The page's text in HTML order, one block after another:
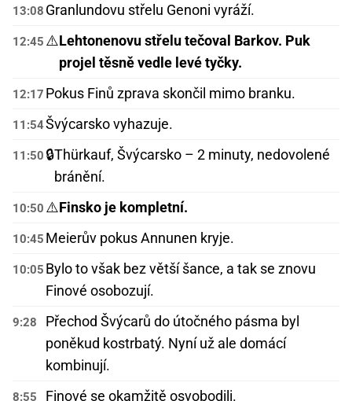
13:08 Granlundovu střelu Genoni vyráží.
12:45 ⚠️Lehtonenovu střelu tečoval Barkov. Puk
projel těsně vedle levé tyčky.
12:17 Pokus Finů zprava skončil mimo branku.
11:54Švýcarsko vyhazuje.
11:50 🔒Thürkauf, Švýcarsko – 2 minuty, nedovolené
bránění.
10:50 ⚠️Finsko je kompletní.
10:45 Meierův pokus Annunen kryje.
10:05 Bylo to však bez větší šance, a tak se znovu
Finové osobozují.
9:28
Přechod Švýcarů do útočného pásma byl
poněkud kostrbatý. Nyní už ale domácí
kombinují.
8:55 Finové se okamžitě osvobodili.